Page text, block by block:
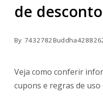
de
By
Veja como conferir
cupons e regras de uso